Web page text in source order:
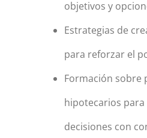
objetivos y
Estrategias de
para reforzar el
Formación sobre
hipotecarios
decisiones con